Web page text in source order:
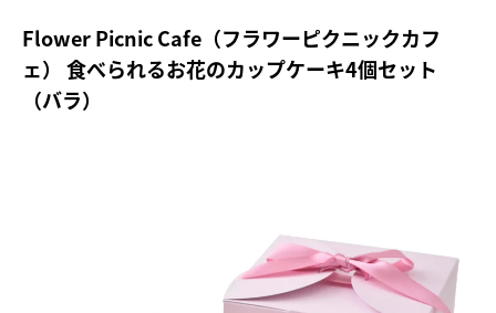
Flower Picnic Cafe（フラワーピクニックカフ
ェ） 食べられるお花のカップケーキ4個セット
（バラ）